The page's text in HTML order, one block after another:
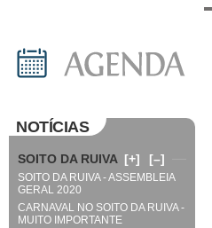
NOTÍCIAS
SOITO DA RUIVA [+] [–]
SOITO DA RUIVA - ASSEMBLEIA
GERAL 2020
CARNAVAL NO SOITO DA RUIVA -
MUITO IMPORTANTE